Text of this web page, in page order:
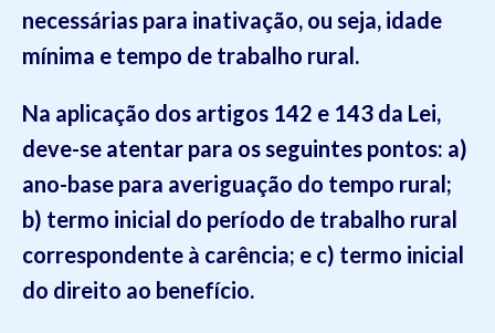
necessárias para inativação, ou seja, idade
mínima e tempo de trabalho rural.
Na aplicação dos artigos 142 e 143 da Lei,
deve-se atentar para os seguintes pontos: a)
ano-base para averiguação do tempo rural;
b) termo inicial do período de trabalho rural
correspondente à carência; e c) termo inicial
do direito ao benefício.